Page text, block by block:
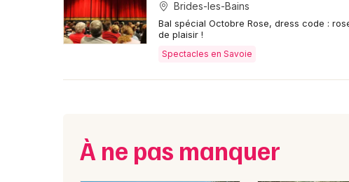
Brides-les-Bains
Bal spécial Octobre Rose, dress code :
de plaisir !
Spectacles en Savoie
À ne pas manquer